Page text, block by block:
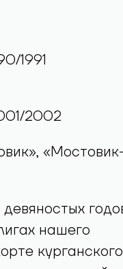
1991
2002
нашего
курганского